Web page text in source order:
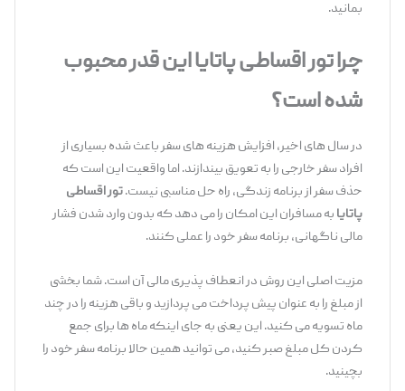
بمانید.
چرا تور اقساطی پاتایا این ‌قدر محبوب
شده است؟
در سال ‌های اخیر، افزایش هزینه‌ های سفر باعث شده بسیاری از
افراد سفر خارجی را به تعویق بیندازند. اما واقعیت این است که
حذف سفر از برنامه زندگی، راه ‌حل مناسبی نیست.تور اقساطی
به مسافران این امکان را می ‌دهد که بدون وارد شدن فشار
مالی ناگهانی، برنامه سفر خود را عملی کنند.
مزیت اصلی این روش در انعطاف‌ پذیری مالی آن است. شما بخشی
از مبلغ را به عنوان پیش ‌پرداخت می ‌پردازید و باقی هزینه را در چند
ماه تسویه می‌ کنید. این یعنی به جای اینکه ماه‌ ها برای جمع
کردن کل مبلغ صبر کنید، می ‌توانید همین حالا برنامه سفر خود را
بچینید.